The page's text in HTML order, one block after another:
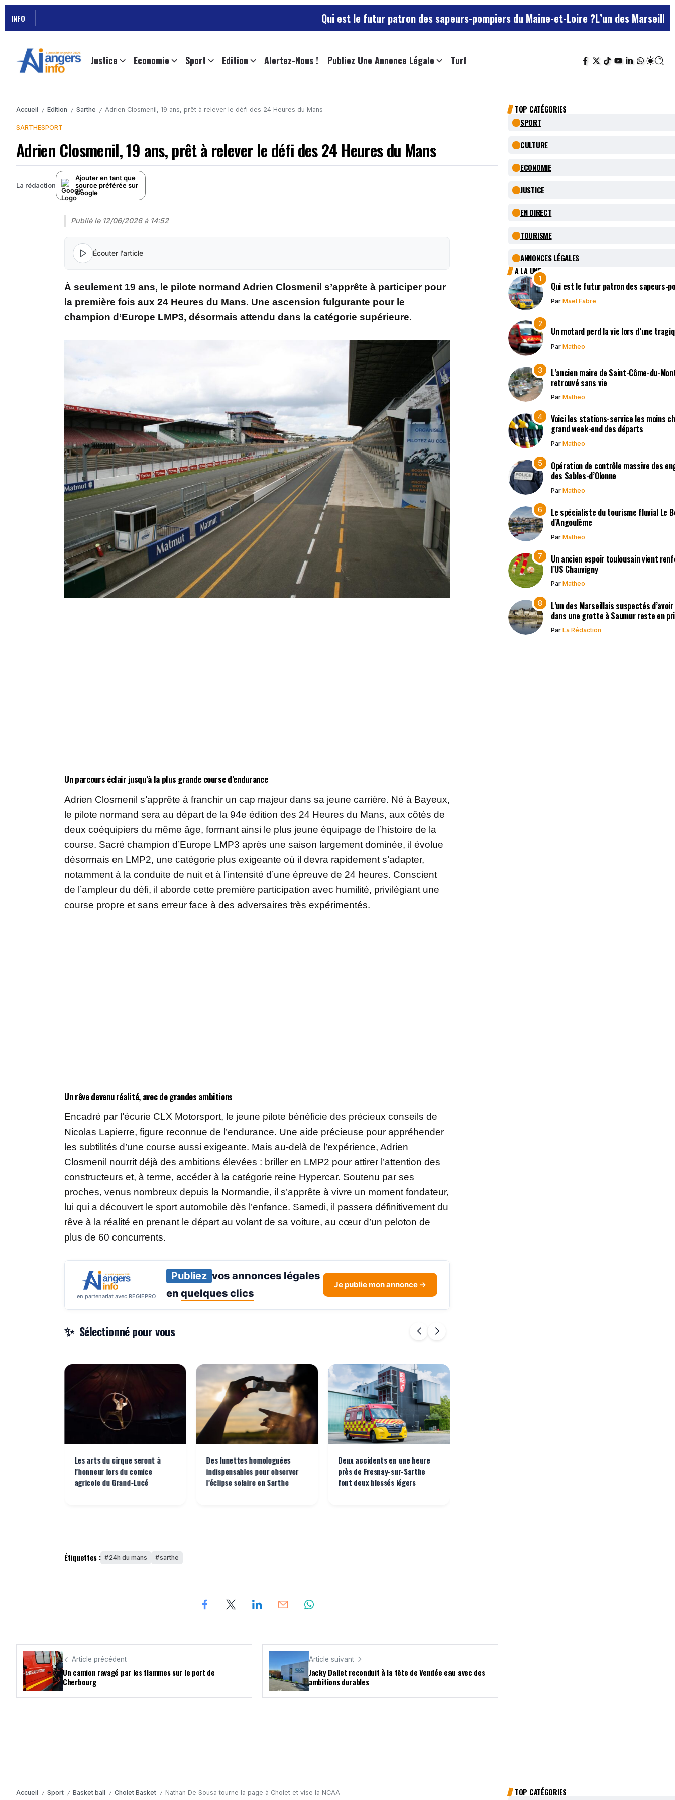
INFO Qui est le futur patron des sapeurs-pompiers du Maine-et-Loire ?L’un des Marseillais suspectés
Justice Economie Sport Edition Alertez-Nous ! Publiez Une Annonce Légale Turf
Accueil / Edition / Sarthe / Adrien Closmenil, 19 ans, prêt à relever le défi des 24 Heures du Mans
SARTHESPORT
Adrien Closmenil, 19 ans, prêt à relever le défi des 24 Heures du Mans
La rédaction
Ajouter en tant que
source préférée sur
Google
Publié le 12/06/2026 à 14:52
Écouter l'article
À seulement 19 ans, le pilote normand Adrien Closmenil s’apprête à participer pour
la première fois aux 24 Heures du Mans. Une ascension fulgurante pour le
champion d’Europe LMP3, désormais attendu dans la catégorie supérieure.
Un parcours éclair jusqu’à la plus grande course d’endurance
Adrien Closmenil s’apprête à franchir un cap majeur dans sa jeune carrière. Né à Bayeux,
le pilote normand sera au départ de la 94e édition des 24 Heures du Mans, aux côtés de
deux coéquipiers du même âge, formant ainsi le plus jeune équipage de l’histoire de la
course. Sacré champion d’Europe LMP3 après une saison largement dominée, il évolue
désormais en LMP2, une catégorie plus exigeante où il devra rapidement s’adapter,
notamment à la conduite de nuit et à l’intensité d’une épreuve de 24 heures. Conscient
de l’ampleur du défi, il aborde cette première participation avec humilité, privilégiant une
course propre et sans erreur face à des adversaires très expérimentés.
Un rêve devenu réalité, avec de grandes ambitions
Encadré par l’écurie CLX Motorsport, le jeune pilote bénéficie des précieux conseils de
Nicolas Lapierre, figure reconnue de l’endurance. Une aide précieuse pour appréhender
les subtilités d’une course aussi exigeante. Mais au-delà de l’expérience, Adrien
Closmenil nourrit déjà des ambitions élevées : briller en LMP2 pour attirer l’attention des
constructeurs et, à terme, accéder à la catégorie reine Hypercar. Soutenu par ses
proches, venus nombreux depuis la Normandie, il s’apprête à vivre un moment fondateur,
lui qui a découvert le sport automobile dès l’enfance. Samedi, il passera définitivement du
rêve à la réalité en prenant le départ au volant de sa voiture, au cœur d’un peloton de
plus de 60 concurrents.
en partenariat avec REGIEPRO
Publiez vos annonces légales
en quelques clics
Je publie mon annonce →
Sélectionné pour vous
Les arts du cirque seront à
l’honneur lors du comice
agricole du Grand-Lucé
Des lunettes homologuées
indispensables pour observer
l’éclipse solaire en Sarthe
Deux accidents en une heure
près de Fresnay-sur-Sarthe
font deux blessés légers
Étiquettes : 24h du mans sarthe
Article précédent
Un camion ravagé par les flammes sur le port de
Cherbourg
Article suivant
Jacky Dallet reconduit à la tête de Vendée eau avec des
ambitions durables
TOP CATÉGORIES
SPORT
CULTURE
ECONOMIE
JUSTICE
EN DIRECT
TOURISME
ANNONCES LÉGALES
A LA UNE
Qui est le futur patron des sapeurs-
Par Mael Fabre
Un motard perd la vie lors d’une
Par Matheo
L’ancien maire de Saint-Côme-du-
retrouvé sans vie
Par Matheo
Voici les stations-service les moins
grand week-end des départs
Par Matheo
Opération de contrôle massive des
des Sables-d’Olonne
Par Matheo
Le spécialiste du tourisme fluvial Le
d’Angoulême
Par Matheo
Un ancien espoir toulousain vient
l’US Chauvigny
Par Matheo
L’un des Marseillais suspectés
dans une grotte à Saumur reste en
Par La Rédaction
Accueil / Sport / Basket ball / Cholet Basket / Nathan De Sousa tourne la page à Cholet et vise la NCAA TOP CATÉGORIES